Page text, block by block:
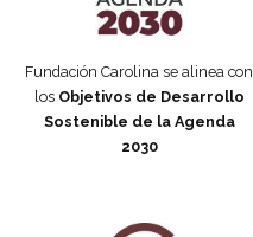
Fundación Carolina se alinea con
los Objetivos de Desarrollo
Sostenible de la Agenda
2030